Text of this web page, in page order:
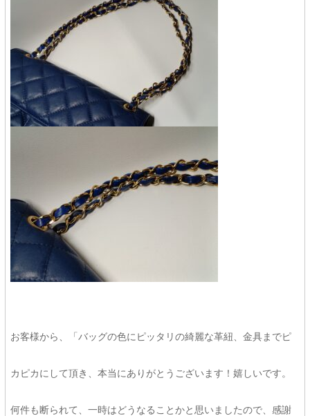
お客様から、「バッグの色にピッタリの綺麗な革紐、金具までピ
カピカにして頂き、本当にありがとうございます！嬉しいです。
何件も断られて、一時はどうなることかと思いましたので、感謝